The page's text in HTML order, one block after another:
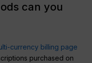
can you
currency billing page
purchased on